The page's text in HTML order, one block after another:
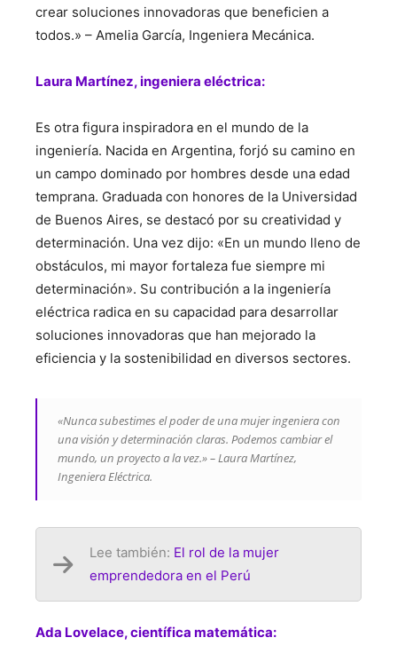
crear soluciones innovadoras que beneficien a
todos.» – Amelia García, Ingeniera Mecánica.
Laura Martínez, ingeniera eléctrica:
Es otra figura inspiradora en el mundo de la
ingeniería. Nacida en Argentina, forjó su camino en
un campo dominado por hombres desde una edad
temprana. Graduada con honores de la Universidad
de Buenos Aires, se destacó por su creatividad y
determinación. Una vez dijo: «En un mundo lleno de
obstáculos, mi mayor fortaleza fue siempre mi
determinación». Su contribución a la ingeniería
eléctrica radica en su capacidad para desarrollar
soluciones innovadoras que han mejorado la
eficiencia y la sostenibilidad en diversos sectores.
«Nunca subestimes el poder de una mujer ingeniera con
una visión y determinación claras. Podemos cambiar el
mundo, un proyecto a la vez.» – Laura Martínez,
Ingeniera Eléctrica.
Lee también: El rol de la mujer
emprendedora en el Perú
Ada Lovelace, científica matemática: